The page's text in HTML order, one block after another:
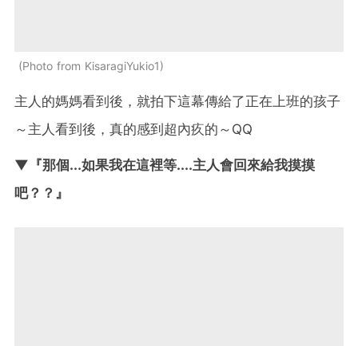
Photo from KisaragiYukio1
主人的媽媽看到後，就拍下這幕傳給了正在上班的孩子
～主人看到後，真的感到超內疚的～QQ
▼『那個...如果我在這裡等....主人會回來給我摸摸
吧？？』